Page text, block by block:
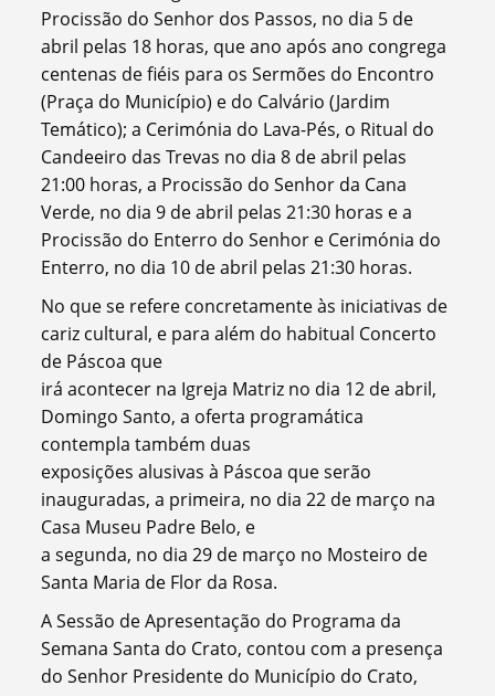
Procissão do Senhor dos Passos, no dia 5 de
abril pelas 18 horas, que ano após ano congrega
centenas de fiéis para os Sermões do Encontro
(Praça do Município) e do Calvário (Jardim
Temático); a Cerimónia do Lava-Pés, o Ritual do
Candeeiro das Trevas no dia 8 de abril pelas
21:00 horas, a Procissão do Senhor da Cana
Verde, no dia 9 de abril pelas 21:30 horas e a
Procissão do Enterro do Senhor e Cerimónia do
Enterro, no dia 10 de abril pelas 21:30 horas.
No que se refere concretamente às iniciativas de
cariz cultural, e para além do habitual Concerto
de Páscoa que
irá acontecer na Igreja Matriz no dia 12 de abril,
Domingo Santo, a oferta programática
contempla também duas
exposições alusivas à Páscoa que serão
inauguradas, a primeira, no dia 22 de março na
Casa Museu Padre Belo, e
a segunda, no dia 29 de março no Mosteiro de
Santa Maria de Flor da Rosa.
A Sessão de Apresentação do Programa da
Semana Santa do Crato, contou com a presença
do Senhor Presidente do Município do Crato,